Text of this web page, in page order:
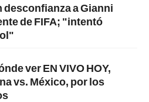
desconfianza a Gianni
de FIFA; "intentó
ver EN VIVO HOY,
vs. México, por los